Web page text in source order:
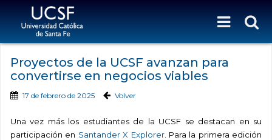
Proyectos de la UCSF avanzan para
convertirse en negocios viables
17 de febrero de 2025 Volver
Una vez más los estudiantes de la UCSF se destacan en su
participación en Santander X Explorer. Para la primera edición